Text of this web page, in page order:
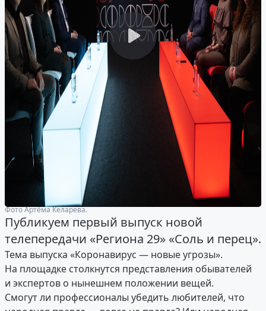
Фото Артёма Келарева.
Публикуем первый выпуск новой
телепередачи «Региона 29» «Соль и перец».
Тема выпуска «Коронавирус — новые угрозы».
На площадке столкнутся представления обывателей
и экспертов о нынешнем положении вещей.
Смогут ли профессионалы убедить любителей, что